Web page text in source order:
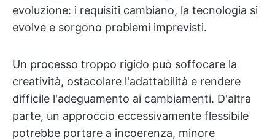
evoluzione: i requisiti cambiano, la tecnologia si
evolve e sorgono problemi imprevisti.
Un processo troppo rigido può soffocare la
creatività, ostacolare l'adattabilità e rendere
difficile l'adeguamento ai cambiamenti. D'altra
parte, un approccio eccessivamente flessibile
potrebbe portare a incoerenza, minore